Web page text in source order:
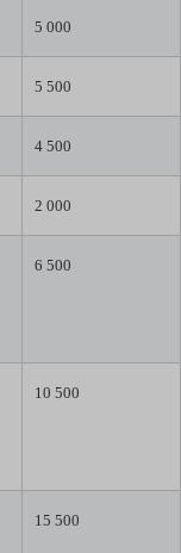
5 000
5 500
4 500
2 000
6 500
10 500
15 500